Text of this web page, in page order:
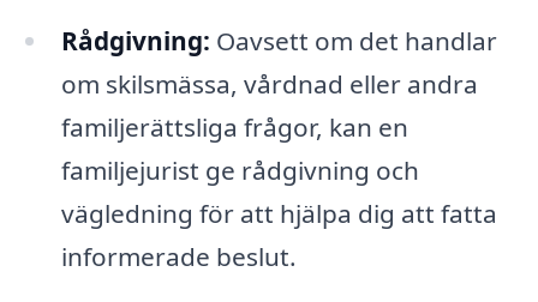
Rådgivning: Oavsett om det handlar
om skilsmässa, vårdnad eller andra
familjerättsliga frågor, kan en
familjejurist ge rådgivning och
vägledning för att hjälpa dig att fatta
informerade beslut.